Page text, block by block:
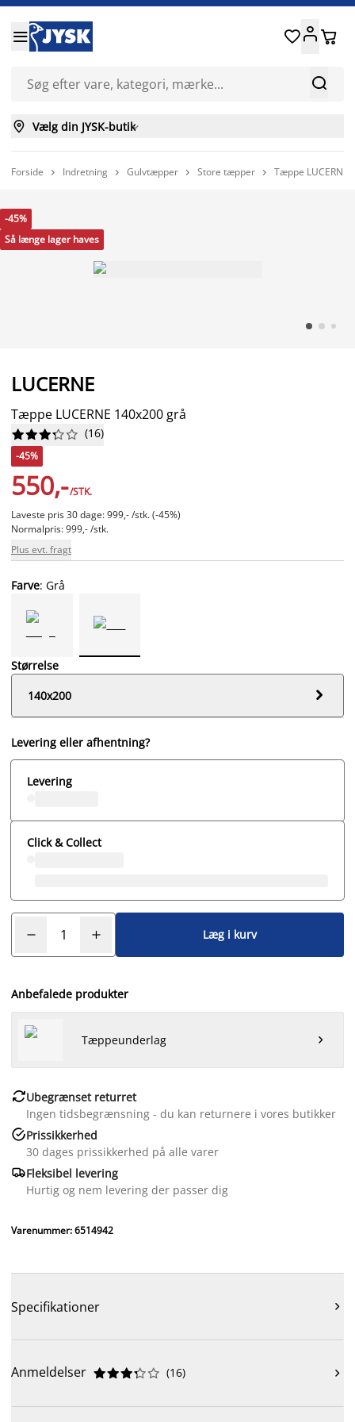


 
 Vælg din JYSK-butik
Forside  Indretning  Gulvtæpper  Store tæpper  Tæppe LUCERNE
-45%
Så længe lager haves
LUCERNE
Tæppe LUCERNE 140x200 grå





 (16)
-45%
550,-/STK.
Laveste pris 30 dage: 999,- /stk. (-45%)
Normalpris: 999,- /stk.
Plus evt. fragt
Farve: Grå
Størrelse
140x200

Levering eller afhentning?
Levering
Click & Collect
Læg i kurv
Anbefalede produkter
Tæppeunderlag 
Ubegrænset returret
Ingen tidsbegrænsning - du kan returnere i vores butikker
Prissikkerhed
30 dages prissikkerhed på alle varer
Fleksibel levering
Hurtig og nem levering der passer dig
Varenummer: 6514942
Specifikationer 
Anmeldelser 




 (16) 